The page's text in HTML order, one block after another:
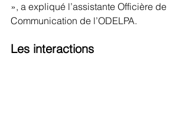
», a expliqué l’assistante Officière de
Communication de l’ODELPA.
Les interactions